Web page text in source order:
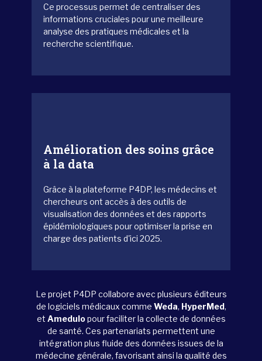
Ce processus permet de centraliser des
informations cruciales pour une meilleure
analyse des pratiques médicales et la
recherche scientifique.
Amélioration des soins grâce
à la data
Grâce à la plateforme P4DP, les médecins et
chercheurs ont accès à des outils de
visualisation des données et des rapports
épidémiologiques pour optimiser la prise en
charge des patients d'ici 2025.
Le projet P4DP collabore avec plusieurs éditeurs
de logiciels médicaux comme Weda, HyperMed,
et Amedulopour faciliter la collecte de données
de santé. Ces partenariats permettent une
intégration plus fluide des données issues de la
médecine générale, favorisant ainsi la qualité des